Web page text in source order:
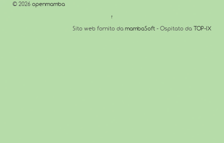
© 2026 openmamba
↑
Sito web fornito da mambaSoft - Ospitato da TOP-IX